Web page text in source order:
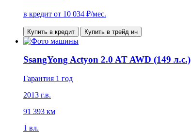
в кредит от 10 034 ₽/мес.
Купить в кредит Купить в трейд ин
SsangYong Actyon 2.0 AT AWD (149 л.с.)
Гарантия 1 год
2013 г.в.
91 393 км
1 вл.